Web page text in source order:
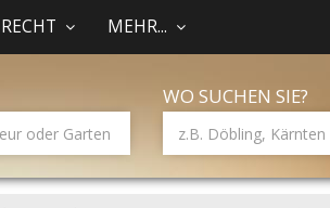
MEHR...
WO SUCHEN SIE?